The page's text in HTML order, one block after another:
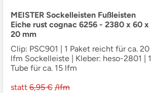
MEISTER Sockelleisten Fußleisten
Eiche rust cognac 6256 - 2380 x 60 x
20 mm
Clip: PSC901 | 1 Paket reicht für ca. 20
lfm Sockelleiste | Kleber: heso-2801 | 1
Tube für ca. 15 lfm
statt 6,95 € /lfm